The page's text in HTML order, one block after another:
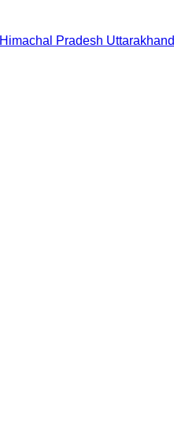
Himachal Pradesh Uttarakhand